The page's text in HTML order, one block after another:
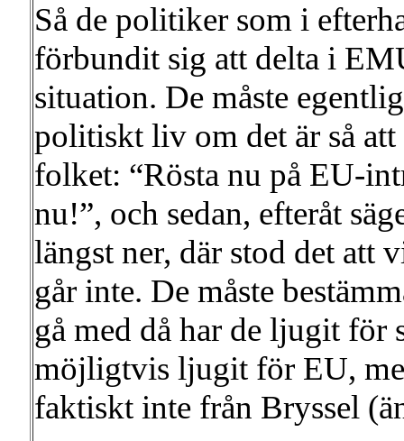
Så de politiker som i
förbundit sig att delta i
situation. De måste
politiskt liv om det är så
folket: “Rösta nu på EU-
nu!”, och sedan, efteråt
längst ner, där stod det att
går inte. De måste
gå med då har de ljugit för
möjligtvis ljugit för EU,
faktiskt inte från Bryssel